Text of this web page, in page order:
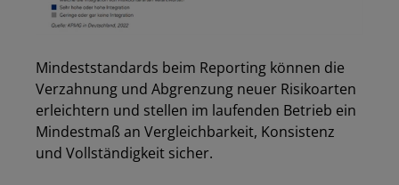
Mindeststandards beim Reporting können die
Verzahnung und Abgrenzung neuer Risikoarten
erleichtern und stellen im laufenden Betrieb ein
Mindestmaß an Vergleichbarkeit, Konsistenz
und Vollständigkeit sicher.